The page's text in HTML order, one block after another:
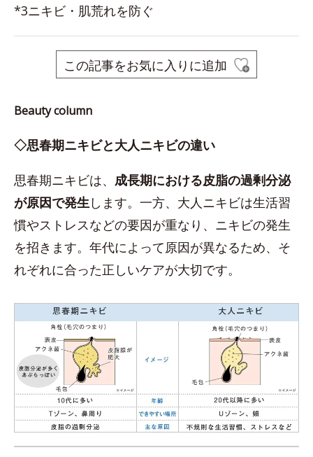
*3ニキビ・肌荒れを防ぐ
この記事をお気に入りに追加
Beauty column
◇思春期ニキビと大人ニキビの違い
思春期ニキビは、 成長期における皮脂の過剰分泌
が原因で発生します。一方、大人ニキビは生活習
慣やストレスなどの要因が重なり、ニキビの発生
を招きます。年代によって原因が異なるため、そ
れぞれに合った正しいケアが大切です。